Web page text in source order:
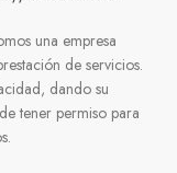
una empresa
de servicios.
dando su
tener permiso para